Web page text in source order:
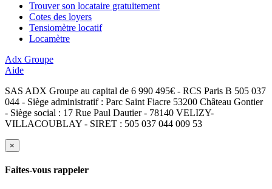
Trouver son locataire gratuitement
Cotes des loyers
Tensiomètre locatif
Locamètre
Adx Groupe
Aide
SAS ADX Groupe au capital de 6 990 495€ - RCS Paris B 505 037
044 - Siège administratif : Parc Saint Fiacre 53200 Château Gontier
- Siège social : 17 Rue Paul Dautier - 78140 VELIZY-
VILLACOUBLAY - SIRET : 505 037 044 009 53
×
Faites-vous rappeler